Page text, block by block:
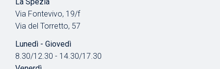
Via Fontevivo, 19/f
Via del Torretto, 57
Lunedì - Giovedì
8.30/12.30 - 14.30/17.30